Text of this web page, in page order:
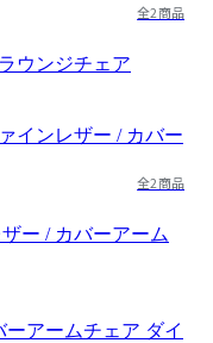
全2商品
ウンジチェア
全2商品
ー / カバーアーム